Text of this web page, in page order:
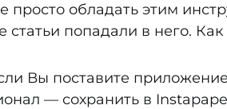
просто обладать этим
статьи попадали в него.
Вы поставите
— сохранить в